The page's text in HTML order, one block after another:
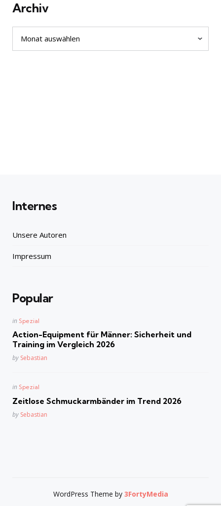
Archiv
Internes
Unsere Autoren
Impressum
Popular
Posted
in Spezial
Action-Equipment für Männer: Sicherheit und
Training im Vergleich 2026
Posted
by Sebastian
Posted
in Spezial
Zeitlose Schmuckarmbänder im Trend 2026
Posted
by Sebastian
WordPress Theme by 3FortyMedia